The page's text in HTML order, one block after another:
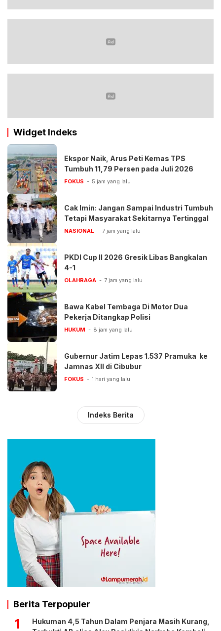
Widget Indeks
Ekspor Naik, Arus Peti Kemas TPS
Tumbuh 11,79 Persen pada Juli 2026
FOKUS 5 jam yang lalu
Cak Imin: Jangan Sampai Industri Tumbuh
Tetapi Masyarakat Sekitarnya Tertinggal
NASIONAL 7 jam yang lalu
PKDI Cup II 2026 Gresik Libas Bangkalan
4-1
OLAHRAGA 7 jam yang lalu
Bawa Kabel Tembaga Di Motor Dua
Pekerja Ditangkap Polisi
HUKUM 8 jam yang lalu
Gubernur Jatim Lepas 1.537 Pramuka ke
Jamnas XII di Cibubur
FOKUS 1 hari yang lalu
Indeks Berita
Berita Terpopuler
1
Hukuman 4,5 Tahun Dalam Penjara Masih Kurang,